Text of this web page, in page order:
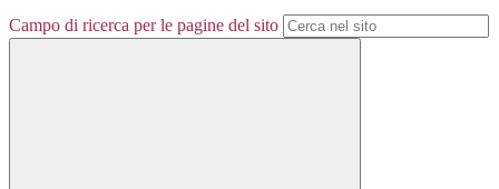
Campo di ricerca per le pagine del sito